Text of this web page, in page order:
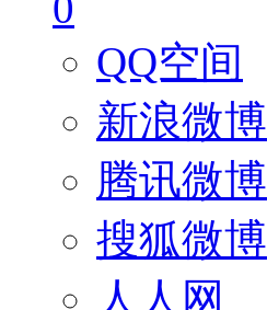
QQ空间
新浪微博
腾讯微博
搜狐微博
人人网